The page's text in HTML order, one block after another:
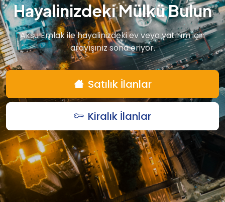
Hayalinizdeki Mülkü Bulun
Aksu Emlak ile hayalinizdeki ev veya yatırım için
arayışınız sona eriyor.
Satılık İlanlar
Kiralık İlanlar